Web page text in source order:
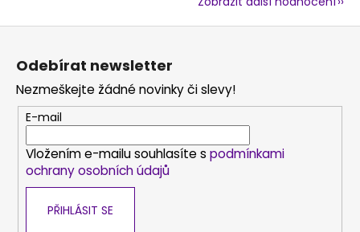
Z
Odebírat newsletter
Nezmeškejte žádné novinky či slevy!
E-mail
Vložením e-mailu souhlasíte s podmínkami
ochrany osobních údajů
PŘIHLÁSIT SE